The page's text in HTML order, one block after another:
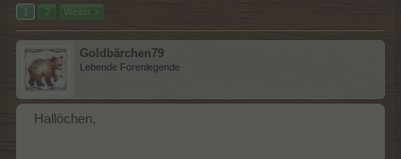
1 2 Weiter >
Goldbärchen79
Lebende Forenlegende
Hallöchen,